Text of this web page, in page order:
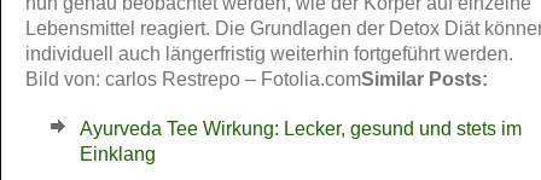
Lebensmittel reagiert. Die Grundlagen der Detox Diät
individuell auch längerfristig weiterhin fortgeführt werden.
Bild von: carlos Restrepo – Fotolia.comSimilar Posts:
Ayurveda Tee Wirkung: Lecker, gesund und stets im
Einklang